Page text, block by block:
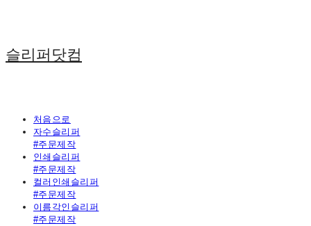
슬리퍼닷컴
처음으로
자수슬리퍼
#주문제작
인쇄슬리퍼
#주문제작
컬러인쇄슬리퍼
#주문제작
이름각인슬리퍼
#주문제작